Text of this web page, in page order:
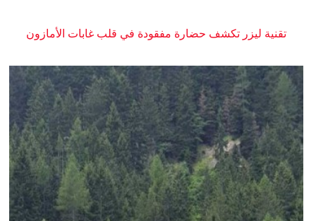
تقنية ليزر تكشف حضارة مفقودة في قلب غابات الأمازون